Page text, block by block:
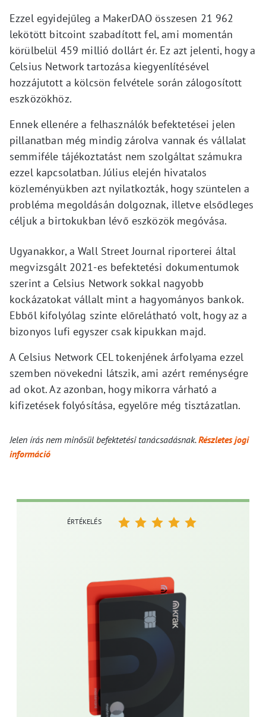
Ezzel egyidejűleg a MakerDAO összesen 21 962
lekötött bitcoint szabadított fel, ami momentán
körülbelül 459 millió dollárt ér. Ez azt jelenti, hogy a
Celsius Network tartozása kiegyenlítésével
hozzájutott a kölcsön felvétele során zálogosított
eszközökhöz.
Ennek ellenére a felhasználók befektetései jelen
pillanatban még mindig zárolva vannak és vállalat
semmiféle tájékoztatást nem szolgáltat számukra
ezzel kapcsolatban. Július elején hivatalos
közleményükben azt nyilatkozták, hogy szüntelen a
probléma megoldásán dolgoznak, illetve elsődleges
céljuk a birtokukban lévő eszközök megóvása.
Ugyanakkor, a Wall Street Journal riporterei által
megvizsgált 2021-es befektetési dokumentumok
szerint a Celsius Network sokkal nagyobb
kockázatokat vállalt mint a hagyományos bankok.
Ebből kifolyólag szinte előrelátható volt, hogy az a
bizonyos lufi egyszer csak kipukkan majd.
A Celsius Network CEL tokenjének árfolyama ezzel
szemben növekedni látszik, ami azért reménységre
ad okot. Az azonban, hogy mikorra várható a
kifizetések folyósítása, egyelőre még tisztázatlan.
Jelen írás nem minősül befektetési tanácsadásnak.Részletes jogi
információ
ÉRTÉKELÉS